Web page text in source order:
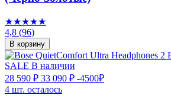
★★★★★
4,8 (96)
В корзину
SALE В наличии
28 590 ₽ 33 090 ₽ -4500₽
4 шт. осталось